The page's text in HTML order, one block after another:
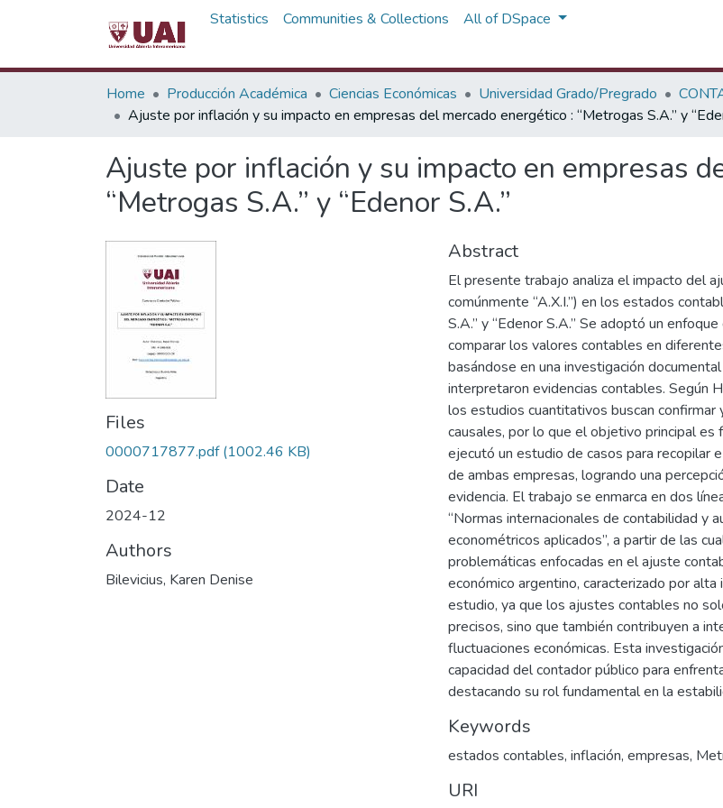
Statistics Communities & Collections All of DSpace
Home Producción Académica Ciencias Económicas Universidad Grado/Pregrado
Ajuste por inflación y su impacto en empresas del mercado energético : “Metrogas S.A.” y
Ajuste por inflación y su impacto en empresas
“Metrogas S.A.” y “Edenor S.A.”
Files
0000717877.pdf (1002.46 KB)
Date
2024-12
Authors
Bilevicius, Karen Denise
Abstract
El presente trabajo analiza el impacto del
comúnmente “A.X.I.”) en los estados
S.A.” y “Edenor S.A.” Se adoptó un
comparar los valores contables en
basándose en una investigación
interpretaron evidencias contables. Según
los estudios cuantitativos buscan confirmar
causales, por lo que el objetivo principal es
ejecutó un estudio de casos para recopilar
de ambas empresas, logrando una
evidencia. El trabajo se enmarca en dos
“Normas internacionales de contabilidad y
econométricos aplicados”, a partir de las
problemáticas enfocadas en el ajuste
económico argentino, caracterizado por
estudio, ya que los ajustes contables no
precisos, sino que también contribuyen a
fluctuaciones económicas. Esta
capacidad del contador público para
destacando su rol fundamental en la
Keywords
estados contables, inflación, empresas,
URI